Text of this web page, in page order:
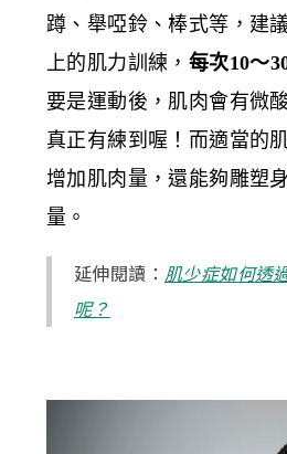
蹲、舉啞鈴、棒式等，建
上的肌力訓練， 每次10～
要是運動後，肌肉會有微
真正有練到喔！而適當的
增加肌肉量，還能夠雕塑
量。
延伸閱讀： 肌少症如何透
呢？